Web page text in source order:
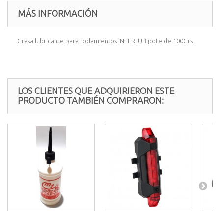
MÁS INFORMACIÓN
Grasa lubricante para rodamientos INTERLUB pote de 100Grs.
LOS CLIENTES QUE ADQUIRIERON ESTE
PRODUCTO TAMBIÉN COMPRARON: